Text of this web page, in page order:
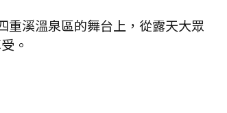
重溪溫泉區的舞台上，從露天大眾
。